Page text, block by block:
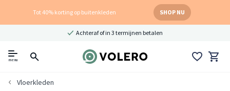
Tot 40% korting op buitenkleden SHOP NU
Achteraf of in 3 termijnen betalen
menu
Vloerkleden